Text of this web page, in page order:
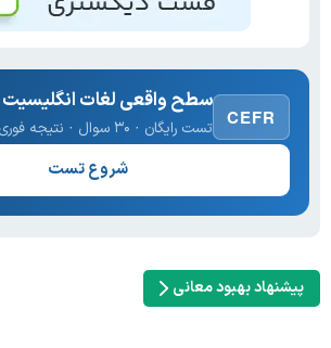
CEFR
سطح واقعی لغات انگلیسیت
تست رایگان · ۳۰ سوال · نتیجه فوری
شروع تست
پیشنهاد بهبود معانی